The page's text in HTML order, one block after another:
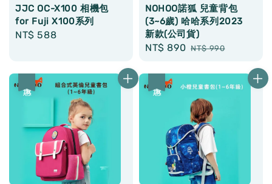
JJC OC-X100 相機包
for Fuji X100系列
Regular
NT$ 588
NOHOO諾狐 兒童背包
(3~6歲) 哈哈系列2023
新款(公司貨)
Sale
NT$ 890 Regular
NT$ 990